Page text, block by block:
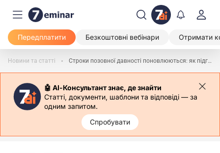
Передплатити Безкоштовні вебінари Отримати
Новини та статті Строки позовної давності поновлюються: як підготуватися
🤖 АІ-Консультант знає, де знайти
Статті, документи, шаблони та відповіді — за
одним запитом.
Спробувати